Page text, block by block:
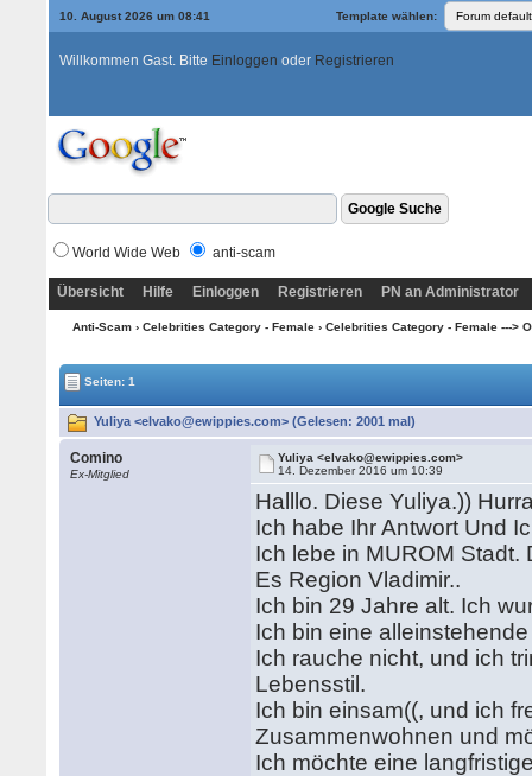
10. August 2026 um 08:41 Template wählen:
Willkommen Gast. Bitte Einloggen oder Registrieren
World Wide Web anti-scam
Übersicht Hilfe Einloggen Registrieren PN an Administrator
Anti-Scam› Celebrities Category - Female› Celebrities Category - Female ---> O
Seiten: 1
Yuliya <elvako@ewippies.com> (Gelesen: 2001 mal)
Comino
Ex-Mitglied
Yuliya <elvako@ewippies.com>
14. Dezember 2016 um 10:39
Halllo. Diese Yuliya.))
Ich habe Ihr Antwort Und
Ich lebe in MUROM
Es Region Vladimir..
Ich bin 29 Jahre alt. Ich
Ich bin eine
Ich rauche nicht, und ich
Lebensstil.
Ich bin einsam((, und ich
Zusammenwohnen und
Ich möchte eine